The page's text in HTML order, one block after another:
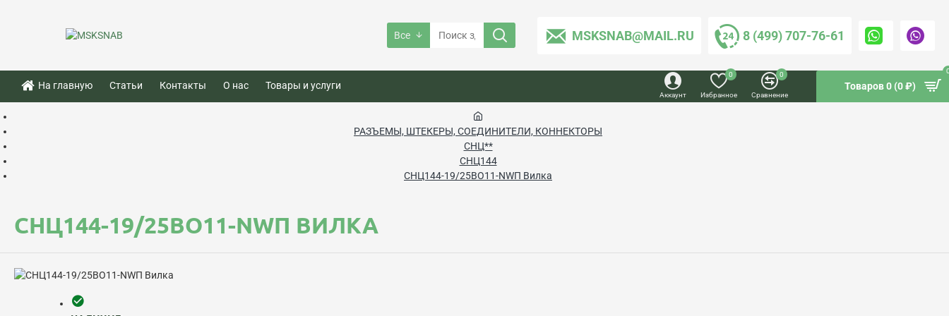
Все MSKSNAB@MAIL.RU 8 (499) 707-76-61
На главную Статьи Контакты О нас Товары и услуги
Аккаунт Избранное
0
Сравнение
0
Товаров 0 (0 ₽)
РАЗЪЕМЫ, ШТЕКЕРЫ, СОЕДИНИТЕЛИ, КОННЕКТОРЫ
СНЦ**
СНЦ144
СНЦ144-19/25ВО11-NWП Вилка
СНЦ144-19/25ВО11-NWП ВИЛКА